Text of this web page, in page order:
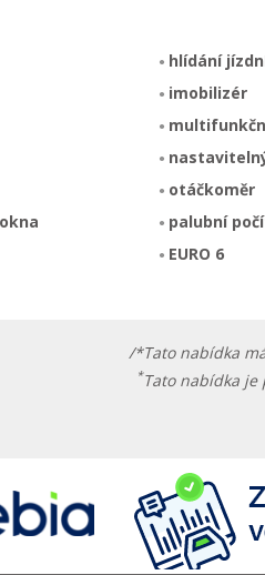
hlídání
imobilizér
otáčkoměr
palubní
EURO 6
/*Tato nabídka
*Tato nabídka je